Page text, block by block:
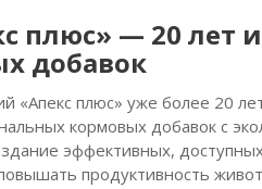
плюс» — 20 лет
добавок
«Апекс плюс» уже более 20
кормовых добавок с
эффективных,
продуктивность